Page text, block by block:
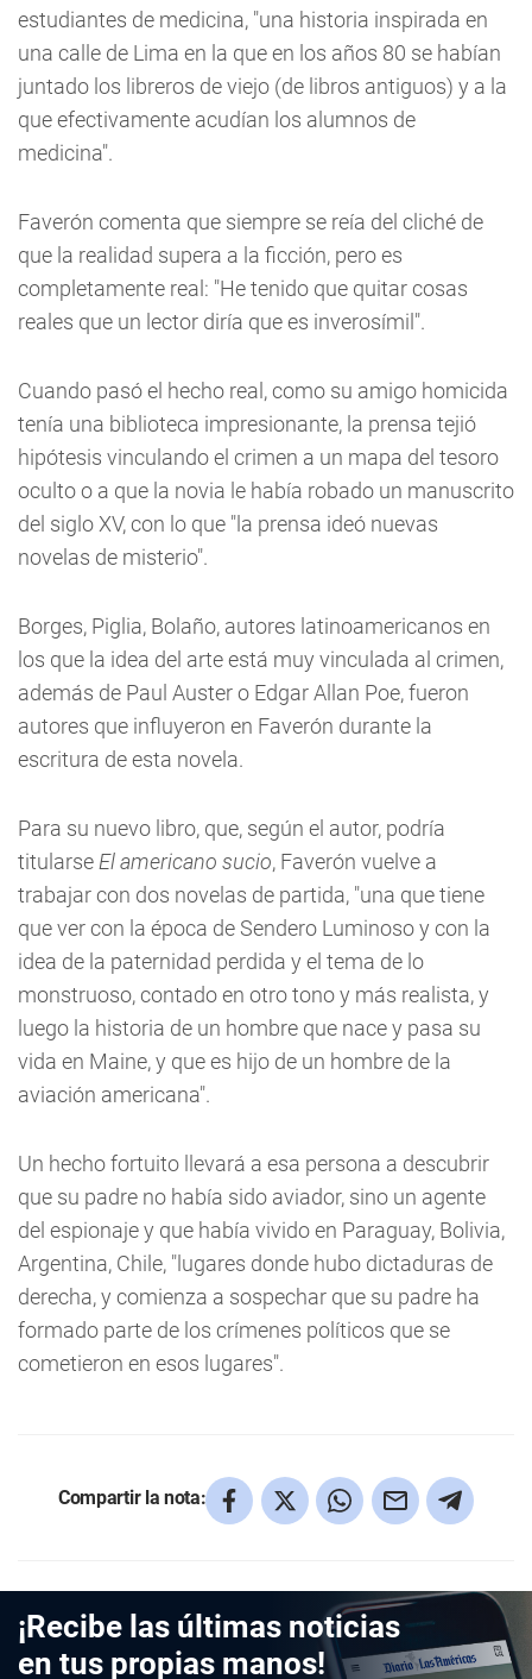
estudiantes de medicina, "una historia inspirada en
una calle de Lima en la que en los años 80 se habían
juntado los libreros de viejo (de libros antiguos) y a la
que efectivamente acudían los alumnos de
medicina".
Faverón comenta que siempre se reía del cliché de
que la realidad supera a la ficción, pero es
completamente real: "He tenido que quitar cosas
reales que un lector diría que es inverosímil".
Cuando pasó el hecho real, como su amigo homicida
tenía una biblioteca impresionante, la prensa tejió
hipótesis vinculando el crimen a un mapa del tesoro
oculto o a que la novia le había robado un manuscrito
del siglo XV, con lo que "la prensa ideó nuevas
novelas de misterio".
Borges, Piglia, Bolaño, autores latinoamericanos en
los que la idea del arte está muy vinculada al crimen,
además de Paul Auster o Edgar Allan Poe, fueron
autores que influyeron en Faverón durante la
escritura de esta novela.
Para su nuevo libro, que, según el autor, podría
titularse El americano sucio, Faverón vuelve a
trabajar con dos novelas de partida, "una que tiene
que ver con la época de Sendero Luminoso y con la
idea de la paternidad perdida y el tema de lo
monstruoso, contado en otro tono y más realista, y
luego la historia de un hombre que nace y pasa su
vida en Maine, y que es hijo de un hombre de la
aviación americana".
Un hecho fortuito llevará a esa persona a descubrir
que su padre no había sido aviador, sino un agente
del espionaje y que había vivido en Paraguay, Bolivia,
Argentina, Chile, "lugares donde hubo dictaduras de
derecha, y comienza a sospechar que su padre ha
formado parte de los crímenes políticos que se
cometieron en esos lugares".
Compartir la nota:
¡Recibe las últimas noticias
en tus propias manos!